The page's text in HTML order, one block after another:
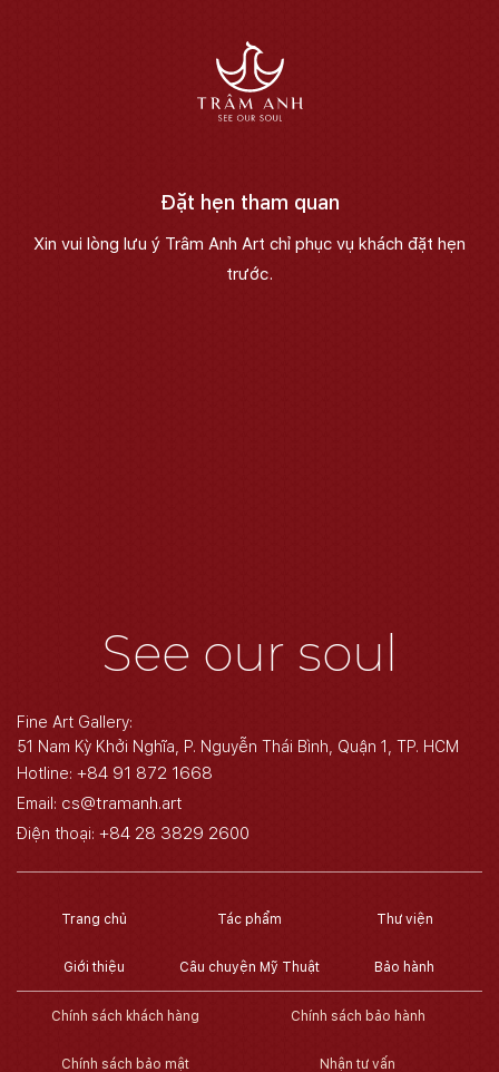
Đặt hẹn tham quan
Xin vui lòng lưu ý Trâm Anh Art chỉ phục vụ khách đặt hẹn
trước.
See our soul
Fine Art Gallery:
51 Nam Kỳ Khởi Nghĩa, P. Nguyễn Thái Bình, Quận 1, TP. HCM
Hotline: +84 91 872 1668
Email: cs@tramanh.art
Điện thoại: +84 28 3829 2600
Trang chủ Tác phẩm Thư viện
Giới thiệu Câu chuyện Mỹ Thuật Bảo hành
Chính sách khách hàng Chính sách bảo hành
Chính sách bảo mật Nhận tư vấn